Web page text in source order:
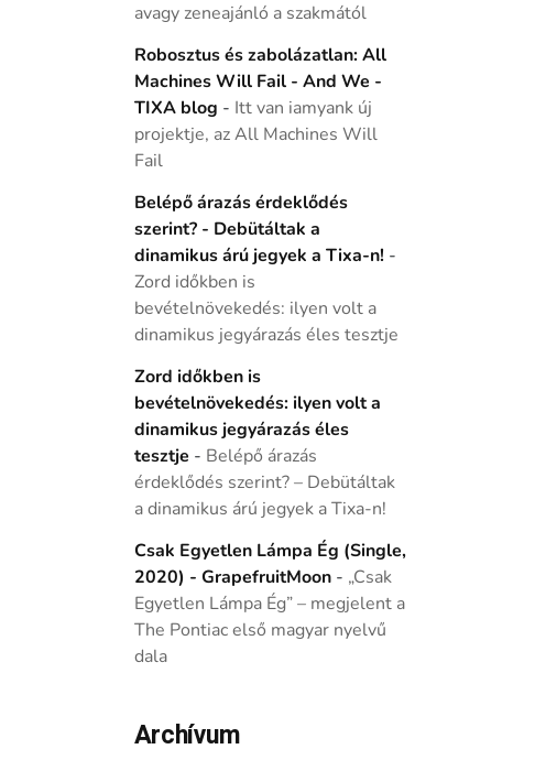
avagy zeneajánló a szakmától
Robosztus és zabolázatlan: All
Machines Will Fail - And We -
TIXA blog - Itt van iamyank új
projektje, az All Machines Will
Fail
Belépő árazás érdeklődés
szerint? - Debütáltak a
dinamikus árú jegyek a Tixa-n! -
Zord időkben is
bevételnövekedés: ilyen volt a
dinamikus jegyárazás éles tesztje
Zord időkben is
bevételnövekedés: ilyen volt a
dinamikus jegyárazás éles
tesztje - Belépő árazás
érdeklődés szerint? – Debütáltak
a dinamikus árú jegyek a Tixa-n!
Csak Egyetlen Lámpa Ég (Single,
2020) - GrapefruitMoon- „Csak
Egyetlen Lámpa Ég” – megjelent a
The Pontiac első magyar nyelvű
dala
Archívum